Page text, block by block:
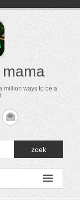
million ways to be a
zoek